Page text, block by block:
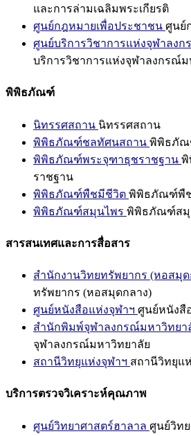
และการล่ามเฉลิมพระเกียรติ
ศูนย์กฎหมายเพื่อประชาชน ศูนย์
ศูนย์บริการวิชาการแห่งจุฬาลง
บริการวิชาการแห่งจุฬาลงกรณ์ม
พิพิธภัณฑ์
นิทรรศสถาน นิทรรศสถาน
พิพิธภัณฑ์ชลทัศนสถาน พิพิธภัณ
พิพิธภัณฑ์พระจุฑาธุชราชฐาน พิ
ราชฐาน
พิพิธภัณฑ์พืชมีชีวิต พิพิธภัณฑ์พื
พิพิธภัณฑ์สมุนไพร พิพิธภัณฑ์สมุ
สารสนเทศและการสื่อสาร
สำนักงานวิทยทรัพยากร (หอสมุด
ทรัพยากร (หอสมุดกลาง)
ศูนย์หนังสือแห่งจุฬาฯ ศูนย์หนังสื
สำนักพิมพ์จุฬาลงกรณ์มหาวิทยา
จุฬาลงกรณ์มหาวิทยาลัย
สถานีวิทยุแห่งจุฬาฯ สถานีวิทยุแ
บริการตรวจวิเคราะห์คุณภาพ
ศูนย์วิทยาศาสตร์ฮาลาล ศูนย์วิท